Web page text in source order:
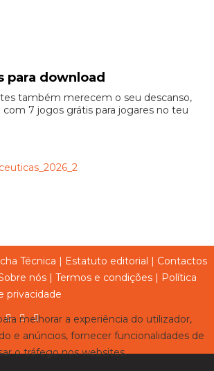
para download
também merecem o seu descanso,
7 jogos grátis para jogares no teu
Técnica | Estatuto editorial | Contactos
nós | Termos e condições | Política
privacidade
melhorar a experiência do utilizador,
e anúncios, fornecer funcionalidades de
o tráfego nos websites.